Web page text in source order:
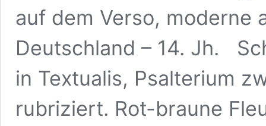
auf dem Verso, moderne
Deutschland – 14. Jh.
in Textualis, Psalterium
rubriziert. Rot-braune